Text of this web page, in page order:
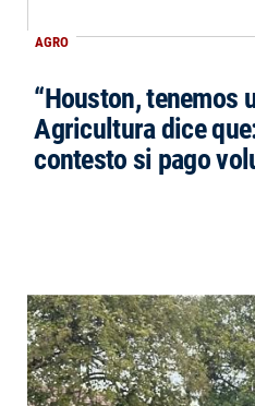
AGRO
“Houston, tenemos
Agricultura dice
contesto si pago